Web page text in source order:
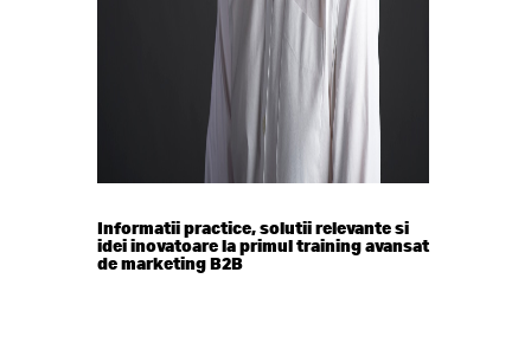
Informatii practice, solutii relevante si
idei inovatoare la primul training avansat
de marketing B2B